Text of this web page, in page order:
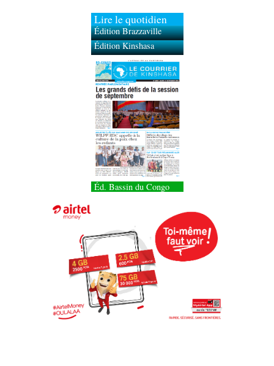
Lire le quotidien
Édition Brazzaville
Édition Kinshasa
Éd. Bassin du Congo